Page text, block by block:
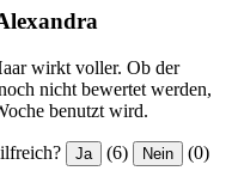
wirkt voller. Ob der
nicht bewertet werden,
benutzt wird.
Ja (6) Nein (0)